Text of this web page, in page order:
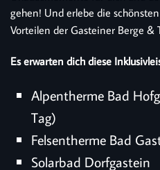
gehen! Und erlebe die
Vorteilen der Gasteiner Berge &
Es erwarten dich diese
Alpentherme Bad
Tag)
Felsentherme Bad
Solarbad Dorfgastein